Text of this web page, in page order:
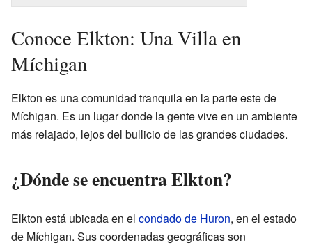
Conoce Elkton: Una Villa en
Míchigan
Elkton es una comunidad tranquila en la parte este de
Míchigan. Es un lugar donde la gente vive en un ambiente
más relajado, lejos del bullicio de las grandes ciudades.
¿Dónde se encuentra Elkton?
Elkton está ubicada en el condado de Huron, en el estado
de Míchigan. Sus coordenadas geográficas son